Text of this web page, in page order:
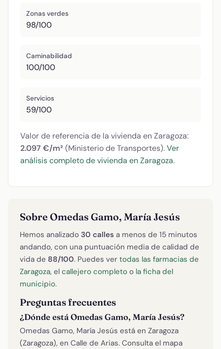
Zonas verdes
98/100
Caminabilidad
100/100
Servicios
59/100
Valor de referencia de la vivienda en Zaragoza:
2.097 €/m² (Ministerio de Transportes).Ver
análisis completo de vivienda en Zaragoza.
Sobre Omedas Gamo, María Jesús
Hemos analizado 30 calles a menos de 15 minutos
andando, con una puntuación media de calidad de
vida de 88/100. Puedes ver todas las farmacias de
Zaragoza, el callejero completo o la ficha del
municipio.
Preguntas frecuentes
¿Dónde está Omedas Gamo, María Jesús?
Omedas Gamo, María Jesús está en Zaragoza
(Zaragoza), en Calle de Arias. Consulta el mapa